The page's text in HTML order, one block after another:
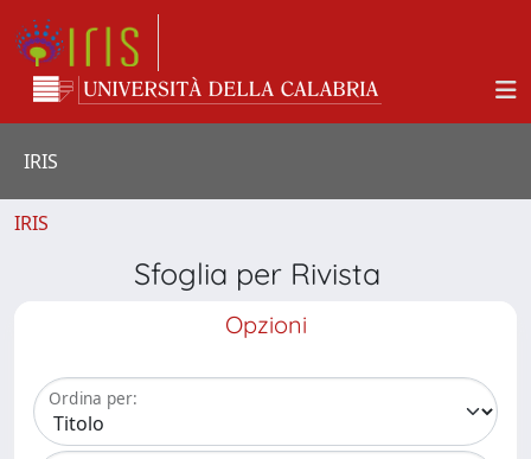
IRIS
IRIS
Sfoglia per Rivista
Opzioni
Ordina per: